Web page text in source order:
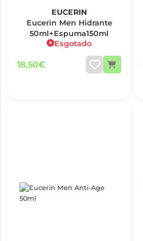
EUCERIN
Eucerin Men Hidrante
50ml+Espuma150ml
Esgotado
18,50€